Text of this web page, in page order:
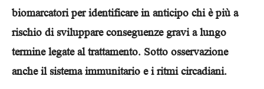
biomarcatori per identificare in anticipo chi è più a
rischio di sviluppare conseguenze gravi a lungo
termine legate al trattamento. Sotto osservazione
anche il sistema immunitario e i ritmi circadiani.